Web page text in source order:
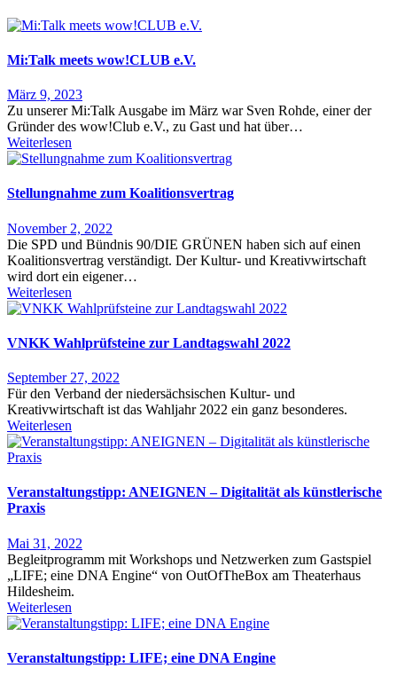
Mi:Talk meets wow!CLUB e.V.
März 9, 2023
Zu unserer Mi:Talk Ausgabe im März war Sven Rohde, einer der
Gründer des wow!Club e.V., zu Gast und hat über…
Weiterlesen
Stellungnahme zum Koalitionsvertrag
November 2, 2022
Die SPD und Bündnis 90/DIE GRÜNEN haben sich auf einen
Koalitionsvertrag verständigt. Der Kultur- und Kreativwirtschaft
wird dort ein eigener…
Weiterlesen
VNKK Wahlprüfsteine zur Landtagswahl 2022
September 27, 2022
Für den Verband der niedersächsischen Kultur- und
Kreativwirtschaft ist das Wahljahr 2022 ein ganz besonderes.
Weiterlesen
Veranstaltungstipp: ANEIGNEN – Digitalität als künstlerische
Praxis
Mai 31, 2022
Begleitprogramm mit Workshops und Netzwerken zum Gastspiel
„LIFE; eine DNA Engine“ von OutOfTheBox am Theaterhaus
Hildesheim.
Weiterlesen
Veranstaltungstipp: LIFE; eine DNA Engine